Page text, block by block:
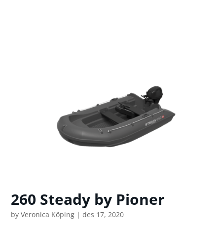
260 Steady by Pioner
byVeronica Köping |des 17, 2020